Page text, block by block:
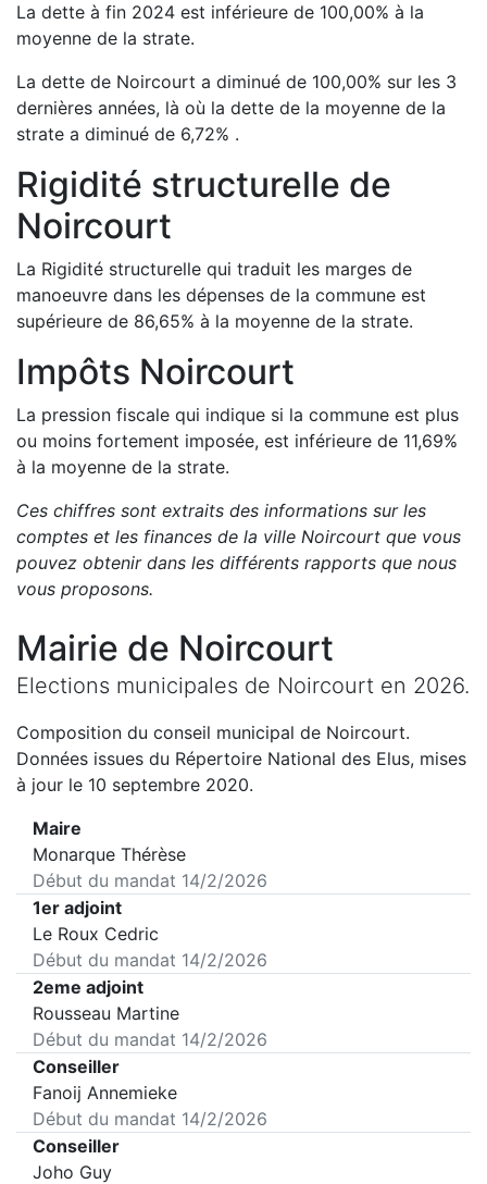
La dette à fin 2024 est inférieure de 100,00% à la
moyenne de la strate.
La dette de Noircourt a diminué de 100,00% sur les 3
dernières années, là où la dette de la moyenne de la
strate a diminué de 6,72% .
Rigidité structurelle de
Noircourt
La Rigidité structurelle qui traduit les marges de
manoeuvre dans les dépenses de la commune est
supérieure de 86,65% à la moyenne de la strate.
Impôts Noircourt
La pression fiscale qui indique si la commune est plus
ou moins fortement imposée, est inférieure de 11,69%
à la moyenne de la strate.
Ces chiffres sont extraits des informations sur les
comptes et les finances de la ville Noircourt que vous
pouvez obtenir dans les différents rapports que nous
vous proposons.
Mairie de Noircourt
Elections municipales de Noircourt en 2026.
Composition du conseil municipal de Noircourt.
Données issues du Répertoire National des Elus, mises
à jour le 10 septembre 2020.
Maire
Monarque Thérèse
Début du mandat 14/2/2026
1er adjoint
Le Roux Cedric
Début du mandat 14/2/2026
2eme adjoint
Rousseau Martine
Début du mandat 14/2/2026
Conseiller
Fanoij Annemieke
Début du mandat 14/2/2026
Conseiller
Joho Guy